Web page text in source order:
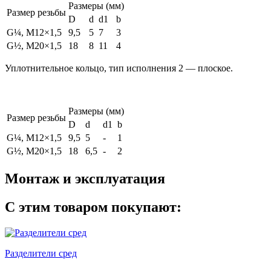
Размер резьбы
Размеры (мм)
D
d d1
b
G¼, M12×1,5
9,5 5 7
3
G½, M20×1,5
18 8 11 4
Уплотнительное кольцо, тип исполнения 2 — плоское.
Размер резьбы
Размеры (мм)
D
d d1
b
G¼, M12×1,5
9,5 5 -
1
G½, M20×1,5
18 6,5 - 2
Монтаж и эксплуатация
С этим товаром покупают:
Разделители сред